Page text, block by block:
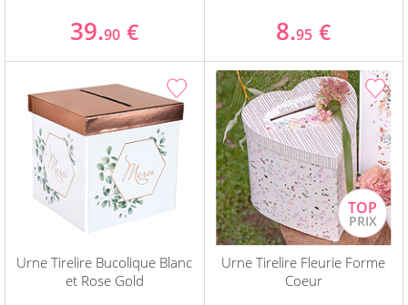
39.90 € 8.95 €
Urne Tirelire Bucolique Blanc
et Rose Gold
Urne Tirelire Fleurie Forme
Coeur